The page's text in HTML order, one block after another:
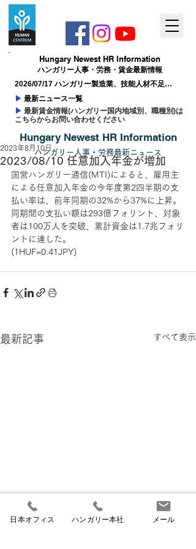
Hungary ​Newest HR Information
2026/07/17 ハンガリー製造業、技能人材不足が
成長の制約に
ハンガリー人事​・労務・賃金最新情報
▶ 最新ニュース一覧
▶ 最新賃金情報(ハンガリー国内地域別、職種別)は
こちらからお問い合わせください
2023/08/10 任意加入年金が増加
2023年8月10日
国営ハンガリー通信(MTI)によると、雇用主
による任意加入年金の今年度第2四半期の支
払い率は、前年同期の32%から37%に上昇。
同期間の支払い額は293億フォリント、対象
者は100万人を突破、累計資金は1.7兆フォリ
ントに達した。
(1HUF=0.41JPY)
最新記事 すべて表示
2026/07/06ハンガリー学
Hungary ​Newest HR Information
ハンガリー人事 ​・ 労務最新ニュー ス
日本オフィス ハンガリー本社 メール